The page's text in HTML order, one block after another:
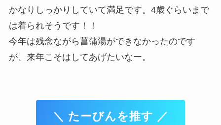
かなりしっかりしていて満足です。4歳ぐらいまで
は着られそうです！！
今年は残念ながら菖蒲湯ができなかったのです
が、来年こそはしてあげたいなー。
＼ たーびんを推す ／